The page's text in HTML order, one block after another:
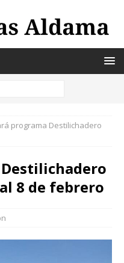
programa Destilichadero
8 de febrero